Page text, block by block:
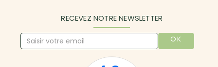
RECEVEZ NOTRE NEWSLETTER
OK